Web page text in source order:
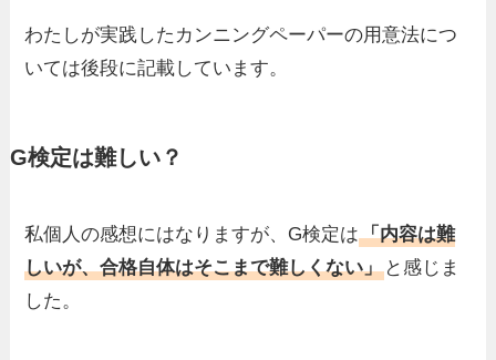
わたしが実践したカンニングペーパーの用意法につ
いては後段に記載しています。
G検定は難しい？
私個人の感想にはなりますが、G検定は「内容は難
しいが、合格自体はそこまで難しくない」 と感じま
した。